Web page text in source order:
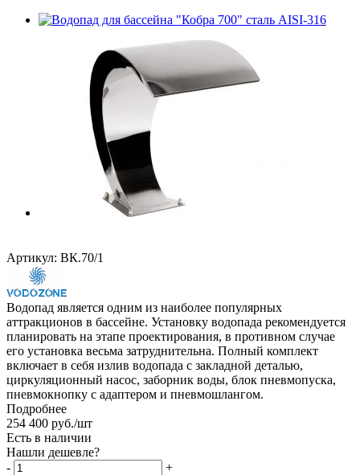
Артикул: ВК.70/1
Водопад является одним из наиболее популярных
аттракционов в бассейне. Установку водопада рекомендуется
планировать на этапе проектирования, в противном случае
его установка весьма затруднительна. Полный комплект
включает в себя излив водопада с закладной деталью,
циркуляционный насос, заборник воды, блок пневмопуска,
пневмокнопку с адаптером и пневмошлангом.
Подробнее
254 400 руб./шт
Есть в наличии
Нашли дешевле?
-
+